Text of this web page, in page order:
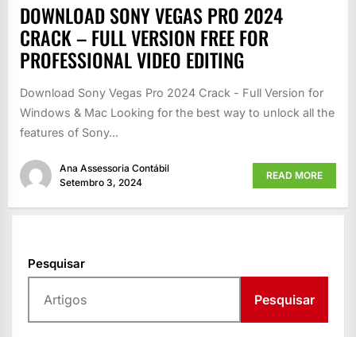
DOWNLOAD SONY VEGAS PRO 2024
CRACK – FULL VERSION FREE FOR
PROFESSIONAL VIDEO EDITING
Download Sony Vegas Pro 2024 Crack - Full Version for
Windows & Mac Looking for the best way to unlock all the
features of Sony...
Ana Assessoria Contábil
Setembro 3, 2024
READ MORE
Pesquisar
Pesquisar